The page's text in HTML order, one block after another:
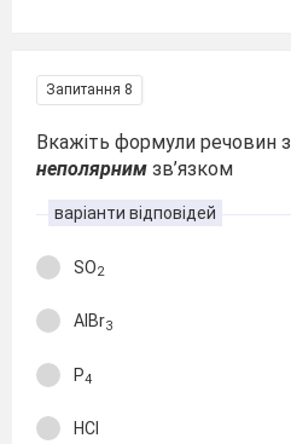
Запитання 8
Вкажіть формули речовин з
неполярним зв’язком
варіанти відповідей
SO2
AlBr3
P4
HCl